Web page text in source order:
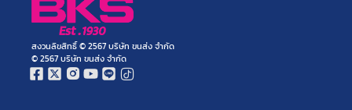
สงวนลิขสิทธิ์ © 2567 บริษัท ขนส่ง จำกัด
© 2567 บริษัท ขนส่ง จำกัด